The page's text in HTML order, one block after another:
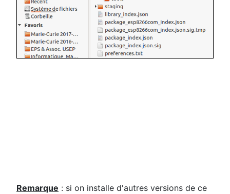
Remarque : si on installe d'autres versions de ce